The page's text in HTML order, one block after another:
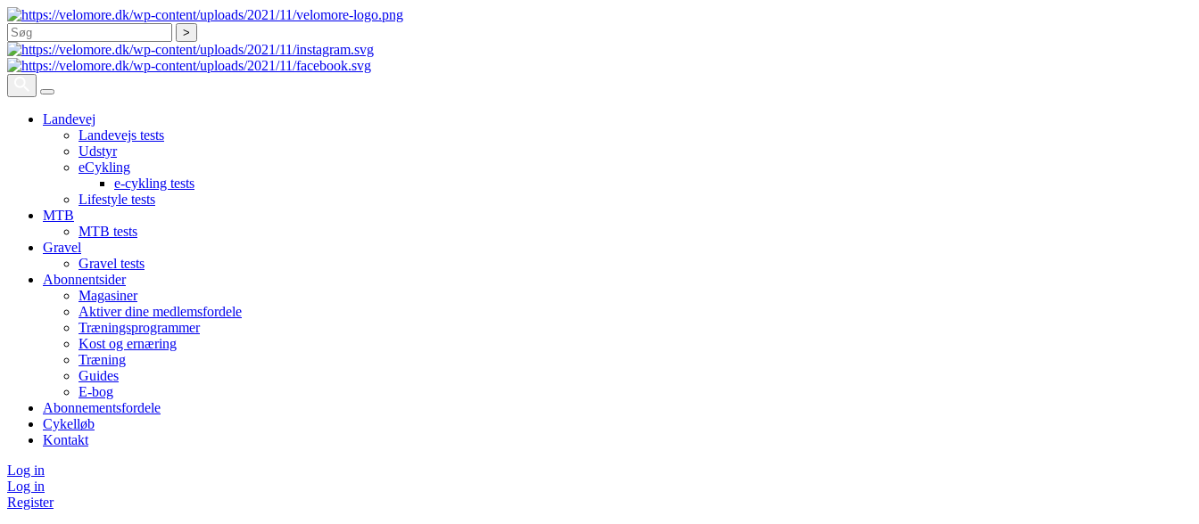
Søg
Landevej
Landevejs tests
Udstyr
eCykling
e-cykling tests
Lifestyle tests
MTB
MTB tests
Gravel
Gravel tests
Abonnentsider
Magasiner
Aktiver dine medlemsfordele
Træningsprogrammer
Kost og ernæring
Træning
Guides
E-bog
Abonnementsfordele
Cykelløb
Kontakt
Log in
Log in
Register